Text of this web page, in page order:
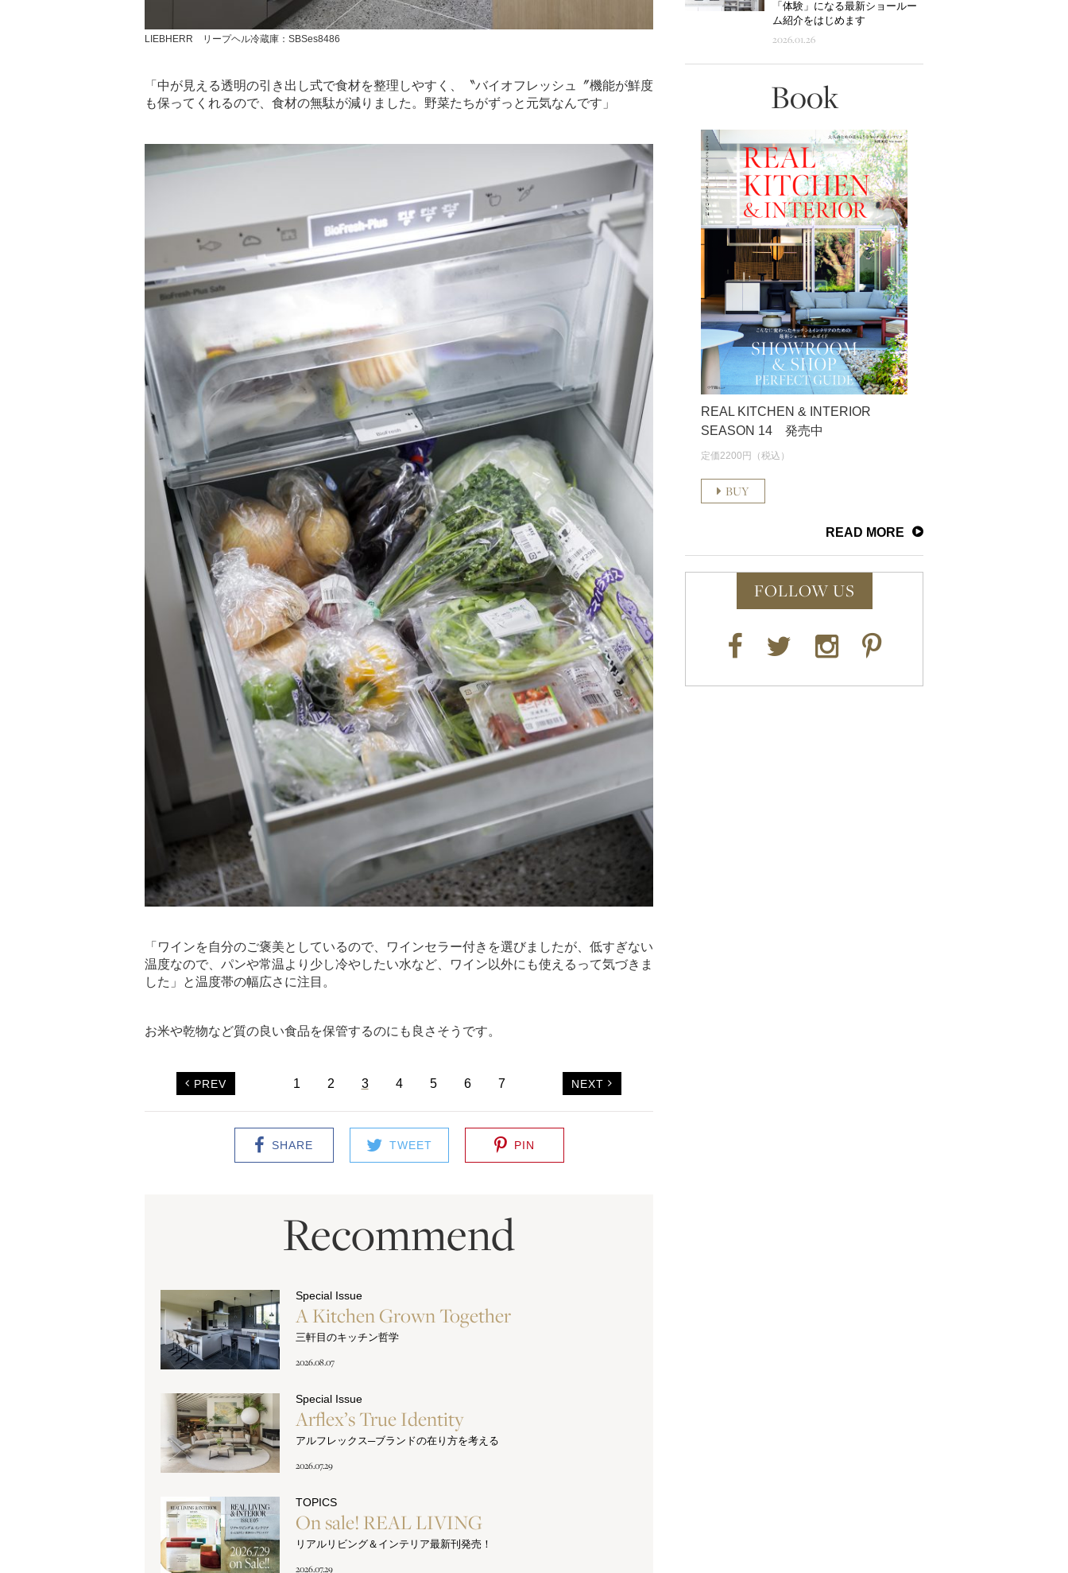
LIEBHERR リープヘル冷蔵庫：SBSes8486
「中が見える透明の引き出し式で食材を整理しやすく、〝バイオフレッシュ〞機能が鮮度
も保ってくれるので、食材の無駄が減りました。野菜たちがずっと元気なんです」
「ワインを自分のご褒美としているので、ワインセラー付きを選びましたが、低すぎない
温度なので、パンや常温より少し冷やしたい水など、ワイン以外にも使えるって気づきま
した」と温度帯の幅広さに注目。
お米や乾物など質の良い食品を保管するのにも良さそうです。
PREV NEXT
1 2 3 4 5 6 7
SHARE TWEET PIN
Recommend
Special Issue
A Kitchen Grown Together
三軒目のキッチン哲学
2026.08.07
Special Issue
Arflex’s True Identity
アルフレックス─ブランドの在り方を考える
2026.07.29
TOPICS
On sale! REAL LIVING
リアルリビング＆インテリア最新刊発売！
2026.07.29
「体験」になる最新ショールー
ム紹介をはじめます
2026.01.26
Book
REAL KITCHEN & INTERIOR
SEASON 14 発売中
定価2200円（税込）
BUY
READ MORE
FOLLOW US